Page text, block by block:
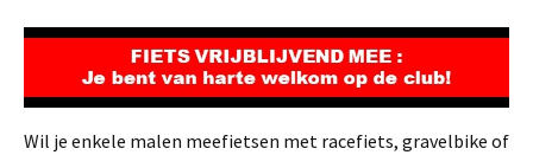
Wil je enkele malen meefietsen met racefiets, gravelbike of